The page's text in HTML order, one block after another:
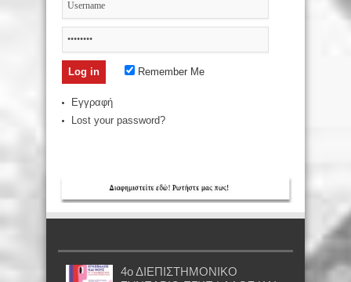
Remember Me
Εγγραφή
Lost your password?
4ο ΔΙΕΠΙΣΤΗΜΟΝΙΚΟ